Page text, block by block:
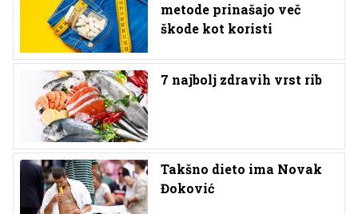
metode prinašajo več
škode kot koristi
7 najbolj zdravih vrst rib
Takšno dieto ima Novak
Đoković